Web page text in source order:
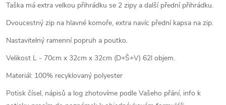
Taška má extra velkou přihrádku se 2 zipy a další přední přihrádku.
Dvoucestný zip na hlavné komoře, extra navíc přední kapsa na zip.
Nastavitelný ramenní popruh a poutko.
Velikost L - 70cm x 32cm x 32cm (D+Š+V) 62l objem.
Materiál: 100% recyklovaný polyester
Potisk čísel, nápisů a log zhotovíme podle Vašeho přání, info k